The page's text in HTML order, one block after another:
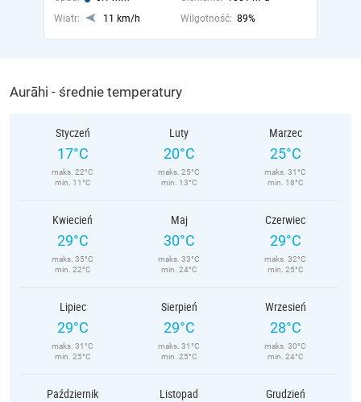
Wiatr:
11 km/h Wilgotność: 89%
Aurāhi - średnie temperatury
Styczeń
17°C
maks. 22°C
min. 11°C
Luty
20°C
maks. 25°C
min. 13°C
Marzec
25°C
maks. 31°C
min. 18°C
Kwiecień
29°C
maks. 35°C
min. 22°C
Maj
30°C
maks. 33°C
min. 24°C
Czerwiec
29°C
maks. 32°C
min. 25°C
Lipiec
29°C
maks. 31°C
min. 25°C
Sierpień
29°C
maks. 31°C
min. 25°C
Wrzesień
28°C
maks. 30°C
min. 24°C
Październik Listopad Grudzień